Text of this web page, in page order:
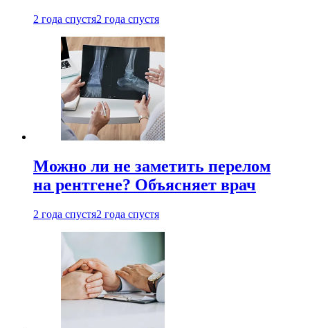
2 года спустя2 года спустя
Можно ли не заметить перелом
на рентгене? Объясняет врач
2 года спустя2 года спустя